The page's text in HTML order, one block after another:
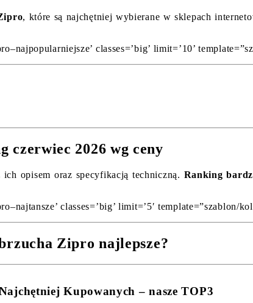
, które są najchętniej wybierane w sklepach
classes=’big’ limit=’10’
czerwiec 2026 wg ceny
opisem oraz specyfikacją techniczną. Ranking
classes=’big’ limit=’5′ template=”szablon/
Zipro najlepsze?
Kupowanych – nasze TOP3